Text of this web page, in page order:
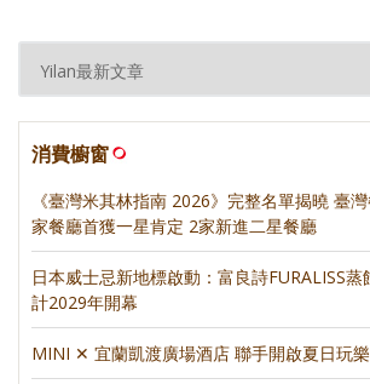
消費櫥窗
《臺灣米其林指南 2026》完整名單揭曉 臺
家餐廳首獲一星肯定 2家新進二星餐廳
日本威士忌新地標啟動：富良詩FURALISS
計2029年開幕
MINI ✕ 宜蘭凱渡廣場酒店 聯手開啟夏日玩